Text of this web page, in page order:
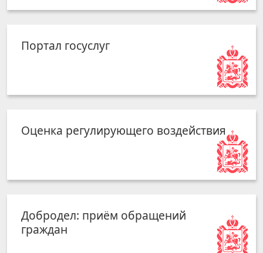
Портал госуслуг
Оценка регулирующего воздействия
Добродел: приём обращений
граждан